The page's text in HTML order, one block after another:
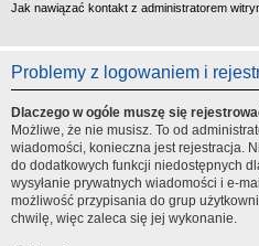
Jak nawiązać kontakt z administratorem
Problemy z logowaniem i
Dlaczego w ogóle muszę się
Możliwe, że nie musisz. To od
wiadomości, konieczna jest rejestracja.
do dodatkowych funkcji niedostępnych
wysyłanie prywatnych wiadomości i e-
możliwość przypisania do grup
chwilę, więc zaleca się jej wykonanie.